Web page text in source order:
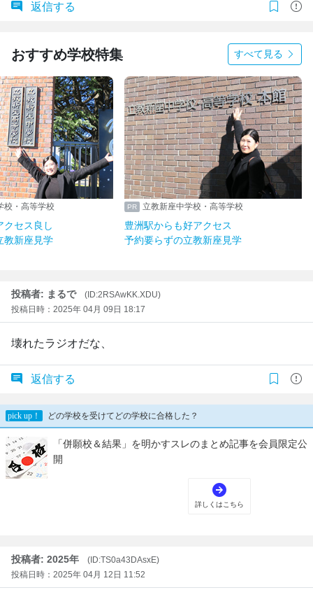
返信する
おすすめ学校特集 すべて見る
校・高等学校
クセス良し
教新座見学
立教新座中学校・高等学校
豊洲駅からも好アクセス
予約要らずの立教新座見学
投稿者: まるで
(ID:2RSAwKK.XDU)
投稿日時：2025年 04月 09日 18:17
壊れたラジオだな、
返信する
投稿者: 2025年
(ID:TS0a43DAsxE)
投稿日時：2025年 04月 12日 11:52